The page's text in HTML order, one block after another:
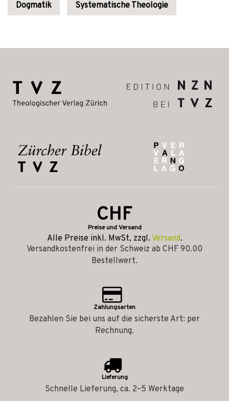
Dogmatik Systematische Theologie
CHF
Preise und Versand
Alle Preise inkl. MwSt, zzgl. Versand.
Versandkostenfrei in der Schweiz ab CHF 90.00
Bestellwert.
Zahlungsarten
Bezahlen Sie bei uns auf die sicherste Art: per
Rechnung.
Lieferung
Schnelle Lieferung, ca. 2–5 Werktage